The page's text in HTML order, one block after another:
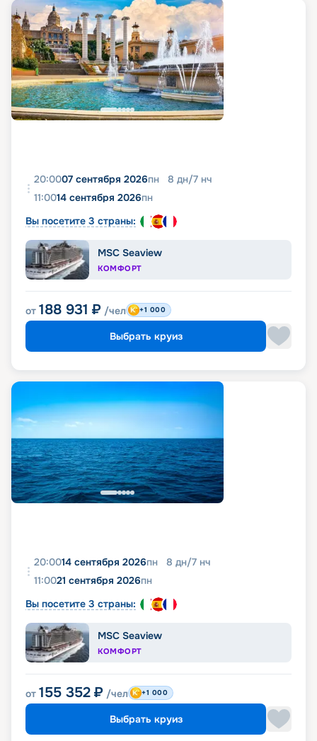
20:0007 сентября 2026пн 8 дн/7 нч
11:0014 сентября 2026пн
Вы посетите 3 страны:
MSC Seaview
КОМФОРТ
от 188 931 ₽ /чел +1 000
Выбрать круиз
20:0014 сентября 2026пн 8 дн/7 нч
11:0021 сентября 2026пн
Вы посетите 3 страны:
MSC Seaview
КОМФОРТ
от 155 352 ₽ /чел +1 000
Выбрать круиз